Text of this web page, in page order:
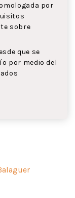
por
sobre
que se
por medio del